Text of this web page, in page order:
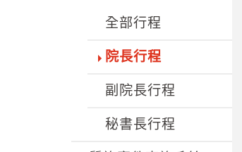
全部行程
院長行程
副院長行程
秘書長行程